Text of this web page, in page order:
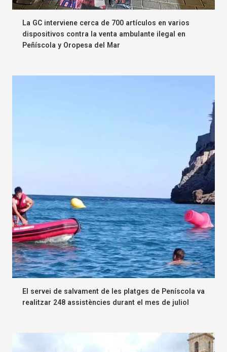
La GC interviene cerca de 700 artículos en varios
dispositivos contra la venta ambulante ilegal en
Peñíscola y Oropesa del Mar
El servei de salvament de les platges de Peníscola va
realitzar 248 assistències durant el mes de juliol